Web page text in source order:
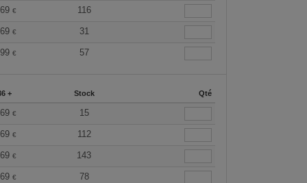
€ 116
€ 31
€ 57
+ Stock Qté
€ 15
€ 112
€ 143
€ 78